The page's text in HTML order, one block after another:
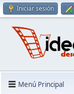
Iniciar sesión
Menú Principal